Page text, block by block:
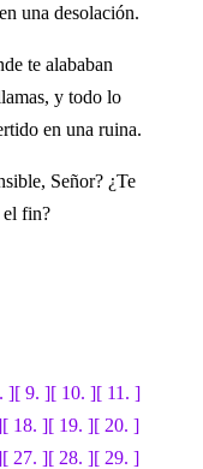
una desolación.
te alababan
y todo lo
en una ruina.
Señor? ¿Te
el fin?
][ 9. ][ 10. ][ 11. ]
[ 18. ][ 19. ][ 20. ]
[ 27. ][ 28. ][ 29. ]